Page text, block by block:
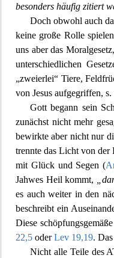
besonders häufig zitiert
Doch obwohl auch
keine große Rolle
uns aber das
unterschiedlichen
„zweierlei“ Tiere,
von Jesus aufgegriffen,
Gott begann sein
zunächst nicht mehr
bewirkte aber nicht nur
trennte das Licht von der
mit Glück und Segen (
Jahwes Heil kommt,
es auch weiter in den
beschreibt ein
Diese
22,5 oderLev 19,19.
Nicht alle Teile des